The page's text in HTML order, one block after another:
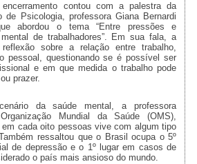
contou com a palestra da
de Psicologia, professora Giana Bernardi
abordou o tema “Entre pressões e
de trabalhadores”. Em sua fala, a
sobre a relação entre trabalho,
pessoal, questionando se é possível ser
e em que medida o trabalho pode
prazer.
da saúde mental, a professora
Mundial da Saúde (OMS),
cada oito pessoas vive com algum tipo
ressaltou que o Brasil ocupa o 5º
de depressão e o 1º lugar em casos de
o país mais ansioso do mundo.